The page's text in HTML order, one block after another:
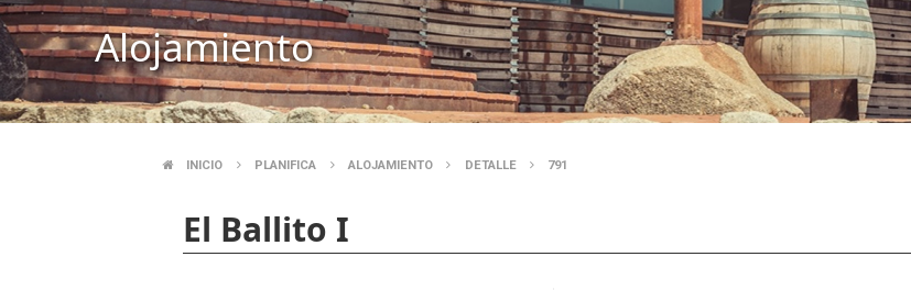
Alojamiento
INICIO PLANIFICA ALOJAMIENTO DETALLE 791
El Ballito I